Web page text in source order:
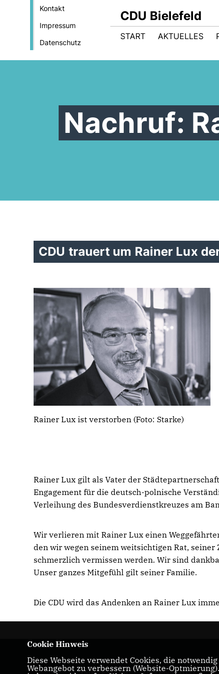
Kontakt
Impressum
Datenschutz
CDU Bielefeld
START AKTUELLES
Nachruf:
CDU trauert um Rainer Lux
Rainer Lux ist verstorben (Foto: Starke)
Rainer Lux gilt als Vater der
Engagement für die deutsch-polnische
Verleihung des Bundesverdienstkreuzes am
Wir verlieren mit Rainer Lux einen
den wir wegen seinem weitsichtigen Rat,
schmerzlich vermissen werden. Wir sind
Unser ganzes Mitgefühl gilt seiner Familie.
Die CDU wird das Andenken an Rainer Lux
Cookie Hinweis
Diese Webseite verwendet Cookies, die
Webangebot zu verbessern (Website-